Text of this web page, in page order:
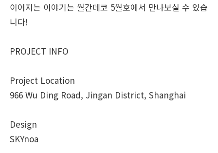
이어지는 이야기는 월간데코 5월호에서 만나보실 수 있습
니다!
PROJECT INFO
Project Location
966 Wu Ding Road, Jingan District, Shanghai
Design
SKYnoa